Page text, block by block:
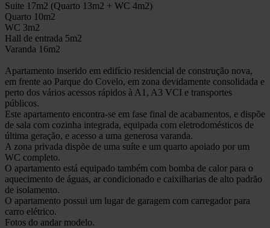
Suite 17m2 (Quarto 13m2 + WC 4m2)
Quarto 10m2
WC 3m2
Hall de entrada 5m2
Varanda 16m2
Apartamento inserido em edifício residencial de construção nova,
em frente ao Parque do Covelo, em zona devidamente consolidada e
perto dos vários acessos rápidos à A1, A3 VCI e transportes
públicos.
Este apartamento encontra-se em fase final de acabamentos, e dispõe
de sala com cozinha integrada, equipada com eletrodomésticos de
última geração, e acesso a uma generosa varanda.
A zona privada dispõe de uma suíte e um quarto apoiado por um
WC completo.
O apartamento está equipado também com bomba de calor para o
aquecimento de águas, ar condicionado e caixilharias de alto padrão
de isolamento.
O apartamento possui um lugar de garagem com carregador para
carro elétrico.
Fotos do andar modelo.